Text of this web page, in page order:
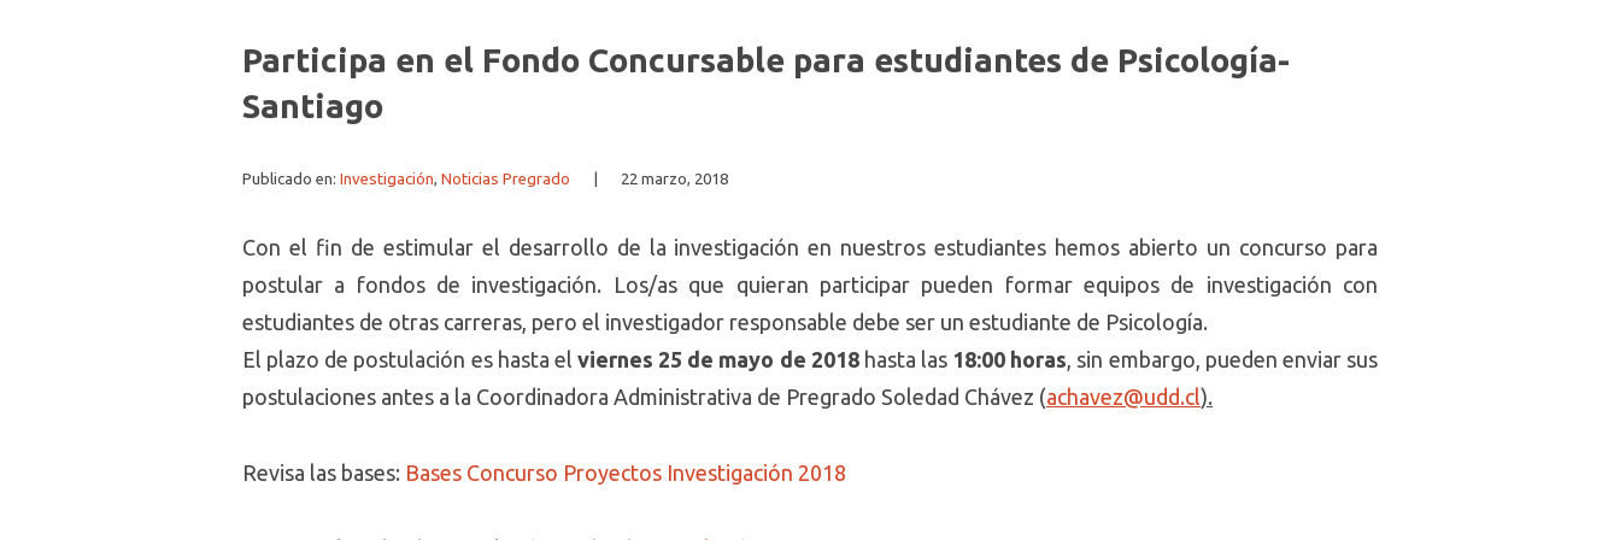
Participa en el Fondo Concursable para estudiantes de Psicología-
Santiago
Publicado en: Investigación, Noticias Pregrado 22 marzo, 2018
Con el fin de estimular el desarrollo de la investigación en nuestros estudiantes hemos abierto un concurso para
postular a fondos de investigación. Los/as que quieran participar pueden formar equipos de investigación con
estudiantes de otras carreras, pero el investigador responsable debe ser un estudiante de Psicología.
El plazo de postulación es hasta el viernes 25 de mayo de 2018hasta las 18:00 horas, sin embargo, pueden enviar sus
postulaciones antes a la Coordinadora Administrativa de Pregrado Soledad Chávez (achavez@udd.cl).
Revisa las bases: Bases Concurso Proyectos Investigación 2018